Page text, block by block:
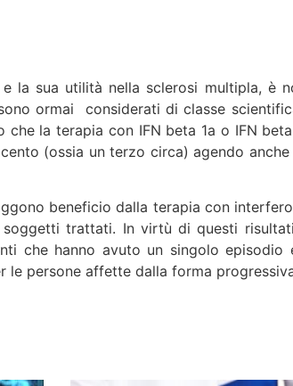
la sua utilità nella sclerosi multipla, è
ormai considerati di classe
la terapia con IFN beta 1a o IFN
(ossia un terzo circa) agendo anche
beneficio dalla terapia con
trattati. In virtù di questi
che hanno avuto un singolo episodio
le persone affette dalla forma